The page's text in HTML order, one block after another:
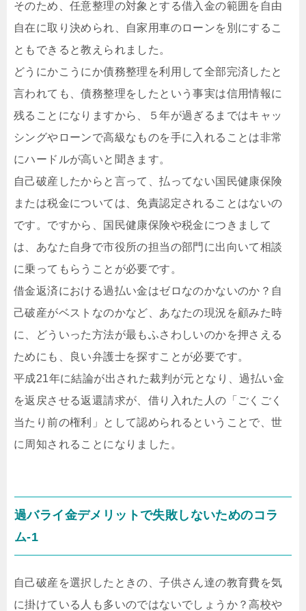
そのため、任意整理の対象とする借入金の範囲を自由
自在に取り決められ、自家用車のローンを別にするこ
ともできると教えられました。
どうにかこうにか債務整理を利用して全部完済したと
言われても、債務整理をしたという事実は信用情報に
残ることになりますから、５年が過ぎるまではキャッ
シングやローンで高級なものを手に入れることは非常
にハードルが高いと聞きます。
自己破産したからと言って、払ってない国民健康保険
または税金については、免責認定されることはないの
です。ですから、国民健康保険や税金につきまして
は、あなた自身で市役所の担当の部門に出向いて相談
に乗ってもらうことが必要です。
借金返済における過払い金はゼロなのかないのか？自
己破産がベストなのかなど、あなたの現況を顧みた時
に、どういった方法が最もふさわしいのかを押さえる
ためにも、良い弁護士を探すことが必要です。
平成21年に結論が出された裁判が元となり、過払い金
を返戻させる返還請求が、借り入れた人の「ごくごく
当たり前の権利」として認められるということで、世
に周知されることになりました。
過バライ金デメリットで失敗しないためのコラ
ム-1
自己破産を選択したときの、子供さん達の教育費を気
に掛けている人も多いのではないでしょうか？高校や